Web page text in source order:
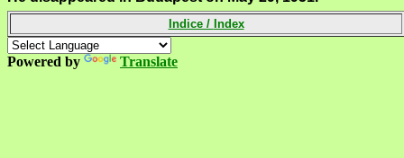
Indice / Index
Powered by Translate